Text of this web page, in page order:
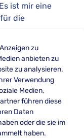
ist mir eine
die
haben Sie
der
Technik im
als
zu
anbieten zu
zu analysieren.
Verwendung
Medien,
führen diese
Daten
oder die sie im
haben.